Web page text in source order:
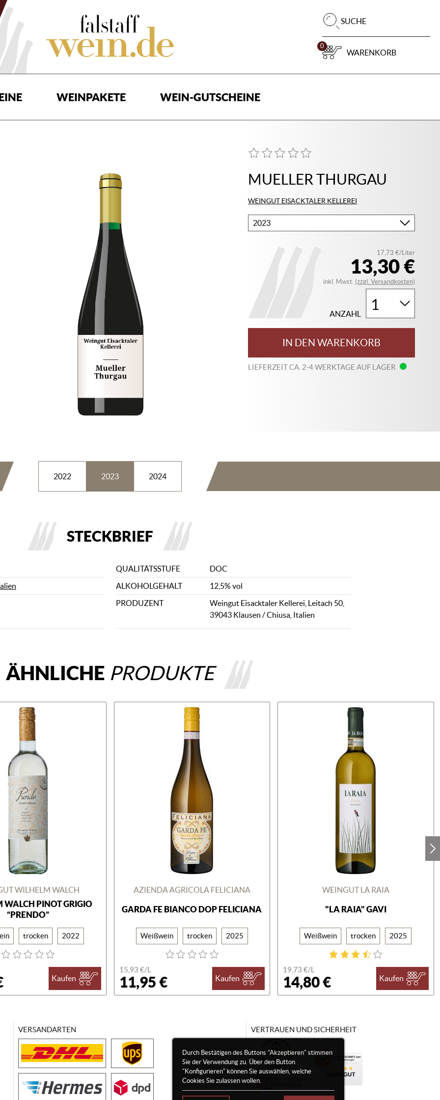
SUCHE
0
WARENKORB
WEINPAKETE WEIN-GUTSCHEINE
MUELLER THURGAU
WEINGUT EISACKTALER KELLEREI
Bitte
wählen
13,30 €
17,73 €/Liter
inkl. Mwst. (zzgl. Versandkosten)
ANZAHL
IN DEN WARENKORB
LIEFERZEIT CA. 2-4 WERKTAGE AUF LAGER
2022 2023 2024
STECKBRIEF
QUALITÄTSSTUFE
DOC
ALKOHOLGEHALT
12,5% vol
PRODUZENT
Weingut Eisacktaler Kellerei, Leitach 50,
39043 Klausen / Chiusa, Italien
ÄHNLICHE PRODUKTE
WILHELM WALCH
WALCH PINOT GRIGIO
“PRENDO”
trocken 2022
Kaufen
AZIENDA AGRICOLA FELICIANA
GARDA FE BIANCO DOP FELICIANA
Weißwein trocken 2025
15,93 €/L
11,95 € Kaufen
WEINGUT LA RAIA
"LA RAIA" GAVI
Weißwein trocken 2025
19,73 €/L
14,80 € Kaufen
Durch Bestätigen des Buttons "Akzeptieren" stimmen
Sie der Verwendung zu. Über den Button
"Konfigurieren" können Sie auswählen, welche
Cookies Sie zulassen wollen.
VERSANDARTEN VERTRAUEN UND SICHERHEIT